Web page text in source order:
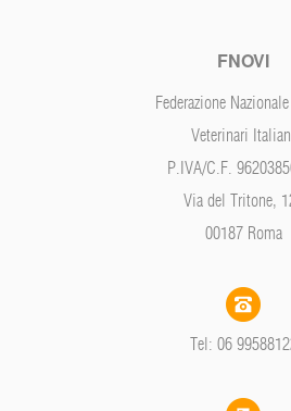
FNOVI
Federazione
Veterinari
P.IVA/C.F.
Via del Tritone,
00187 Roma
Tel: 06